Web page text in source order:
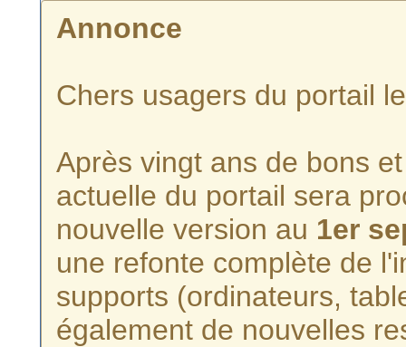
Annonce
Chers usagers du portail
Après vingt ans de bons
actuelle du portail sera
nouvelle version au 1er
une refonte complète de
supports (ordinateurs,
également de nouvelles